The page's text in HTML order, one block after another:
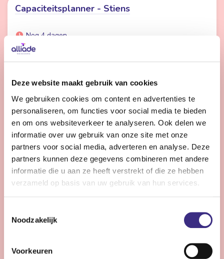
Deze website maakt gebruik van cookies
We gebruiken cookies om content en advertenties te
personaliseren, om functies voor social media te bieden
en om ons websiteverkeer te analyseren. Ook delen we
informatie over uw gebruik van onze site met onze
partners voor social media, adverteren en analyse. Deze
partners kunnen deze gegevens combineren met andere
informatie die u aan ze heeft verstrekt of die ze hebben
verzameld op basis van uw gebruik van hun services.
Noodzakelijk
Voorkeuren
Capaciteitsplanner - Stiens
Nog 4 dagen
Stiens
28 - 32 uur | Voltijds, Onbepaalde tijd
een stap verder dan de dagelijkse praktijk?
Bekijk vacature
Persoonlijke Begeleider complexe zorg -
Stiens
Stiens
24 - 30 uur | Voltijds, Onbepaalde tijd
Ben jij een persoonlijk begeleider die energie krijgt van